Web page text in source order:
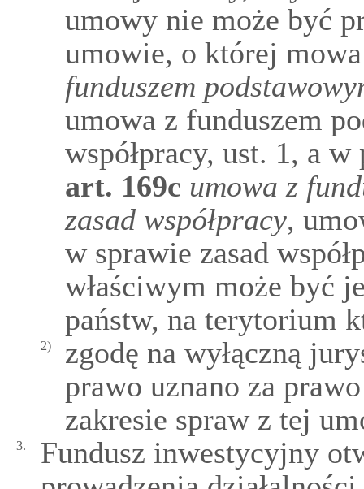
umowy nie może być
umowie, o której
funduszem
umowa z funduszem
współpracy, ust. 1, a
art. 169c umowa z
zasad współpracy,
w sprawie zasad
właściwym może być
państw, na terytorium
2)
zgodę na wyłączną
prawo uznano za
zakresie spraw z tej
3.
Fundusz inwestycyjny